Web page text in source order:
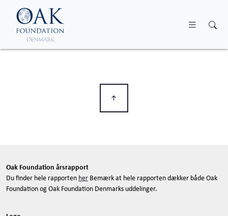
Skip to main content
Oak Foundation årsrapport
Du finder hele rapporten her Bemærk at hele rapporten dækker både Oak
Foundation og Oak Foundation Denmarks uddelinger.